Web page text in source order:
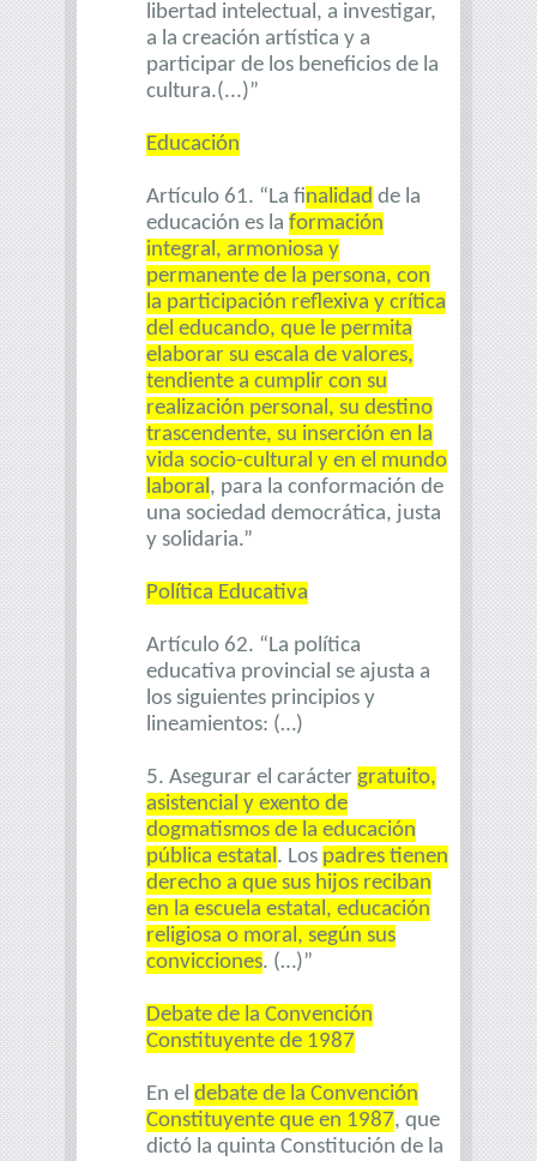
libertad intelectual, a investigar,
a la creación artística y a
participar de los beneficios de la
cultura.(...)”
Educación
Artículo 61. “La finalidad de la
educación es la formación
integral, armoniosa y
permanente de la persona, con
la participación reflexiva y crítica
del educando, que le permita
elaborar su escala de valores,
tendiente a cumplir con su
realización personal, su destino
trascendente, su inserción en la
vida socio-cultural y en el mundo
laboral, para la conformación de
una sociedad democrática, justa
y solidaria.”
Política Educativa
Artículo 62. “La política
educativa provincial se ajusta a
los siguientes principios y
lineamientos: (…)
5. Asegurar el carácter gratuito,
asistencial y exento de
dogmatismos de la educación
pública estatal. Los padres tienen
derecho a que sus hijos reciban
en la escuela estatal, educación
religiosa o moral, según sus
convicciones. (…)”
Debate de la Convención
Constituyente de 1987
En el debate de la Convención
Constituyente que en 1987, que
dictó la quinta Constitución de la